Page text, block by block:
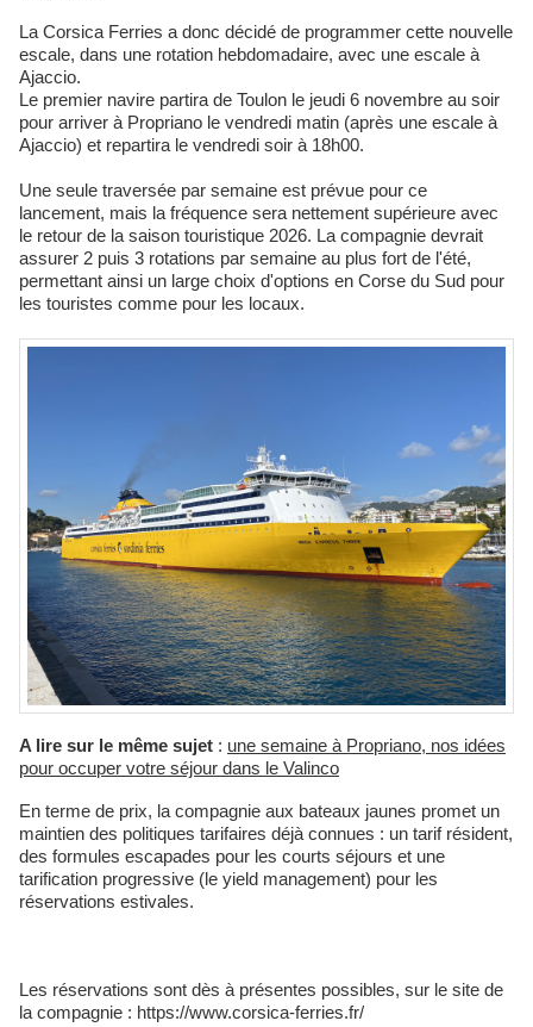
La Corsica Ferries a donc décidé de programmer cette nouvelle
escale, dans une rotation hebdomadaire, avec une escale à
Ajaccio.
Le premier navire partira de Toulon le jeudi 6 novembre au soir
pour arriver à Propriano le vendredi matin (après une escale à
Ajaccio) et repartira le vendredi soir à 18h00.
Une seule traversée par semaine est prévue pour ce
lancement, mais la fréquence sera nettement supérieure avec
le retour de la saison touristique 2026. La compagnie devrait
assurer 2 puis 3 rotations par semaine au plus fort de l'été,
permettant ainsi un large choix d'options en Corse du Sud pour
les touristes comme pour les locaux.
A lire sur le même sujet : une semaine à Propriano, nos idées
pour occuper votre séjour dans le Valinco
En terme de prix, la compagnie aux bateaux jaunes promet un
maintien des politiques tarifaires déjà connues : un tarif résident,
des formules escapades pour les courts séjours et une
tarification progressive (le yield management) pour les
réservations estivales.
Les réservations sont dès à présentes possibles, sur le site de
la compagnie : https://www.corsica-ferries.fr/